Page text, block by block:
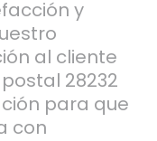
y
al cliente
28232
para que
con